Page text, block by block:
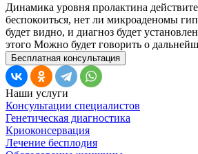
Динамика уровня пролактина
беспокоиться, нет ли микроаденомы
будет видно, и диагноз будет
этого Можно будет говорить о
Бесплатная консультация
Наши услуги
Консультации специалистов
Генетическая диагностика
Криоконсервация
Лечение бесплодия